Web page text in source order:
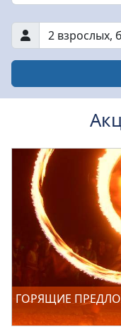
2 взрослых,
ГОРЯЩИЕ